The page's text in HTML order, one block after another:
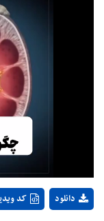
کد دانلود